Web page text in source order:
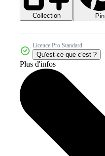
Collection Pin
Licence Pro Standard
Qu'est-ce que c'est ?
Plus d'infos